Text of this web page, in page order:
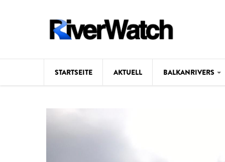
STARTSEITE AKTUELL BALKANRIVERS